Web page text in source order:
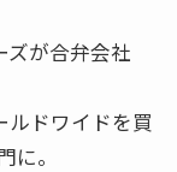
ズが合弁会社
ルドワイドを買
。